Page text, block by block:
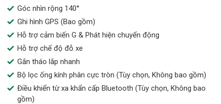
Góc nhìn rộng 140°
Ghi hình GPS (Bao gồm)
Hỗ trợ cảm biến G & Phát hiện chuyển động
Hỗ trợ chế độ đỗ xe
Gắn tháo lắp nhanh
Bộ lọc ống kính phân cực tròn (Tùy chọn, Không bao gồm)
Điều khiển từ xa khẩn cấp Bluetooth (Tùy chọn, Không bao
gồm)